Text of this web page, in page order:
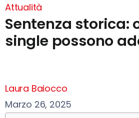
Attualità
Sentenza storica:
single possono
Laura Baiocco
Marzo 26, 2025